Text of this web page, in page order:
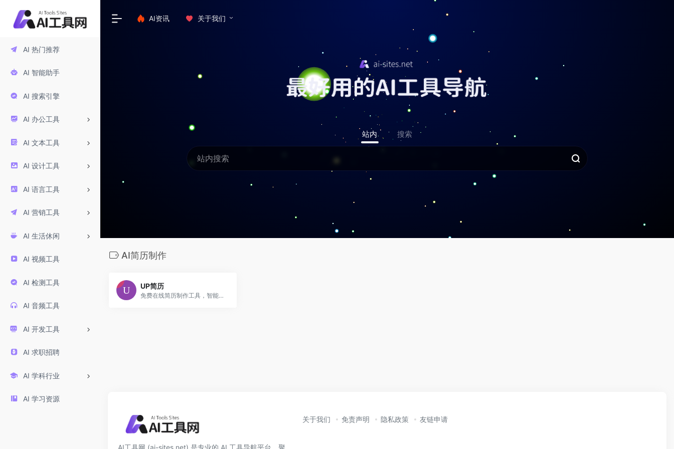
AI 热门推荐
AI 智能助手
AI 搜索引擎
AI 办公工具
AI 文本工具
AI 设计工具
AI 语言工具
AI 营销工具
AI 生活休闲
AI 视频工具
AI 检测工具
AI 音频工具
AI 开发工具
AI 求职招聘
AI 学科行业
AI 学习资源
AI资讯 关于我们
站内 搜索
AI简历制作
UP简历
免费在线简历制作工具，智能生成专业简历内容，让做简历更简单、更高效、更智能、更专业。
AI工具网 (ai-sites.net) 是专业的 AI 工具导航平台，聚
关于我们 免责声明 隐私政策 友链申请